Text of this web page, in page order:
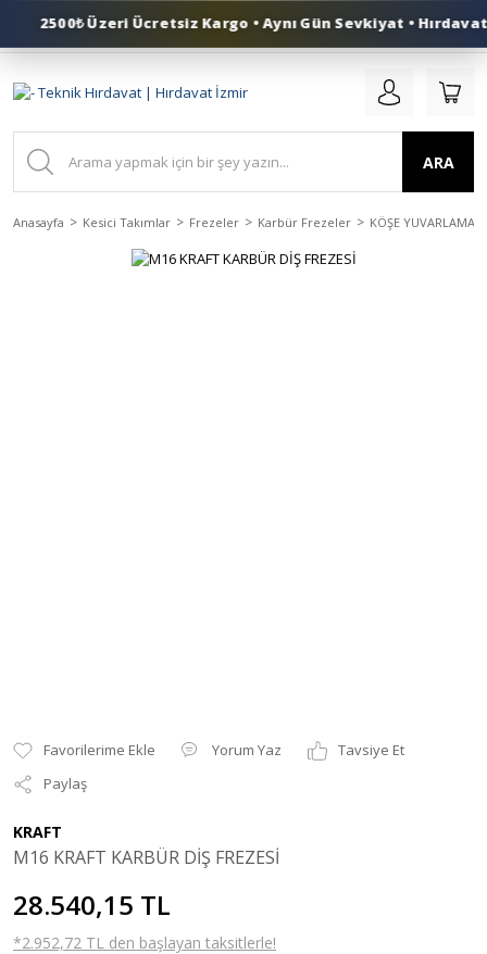
0 (553) 324 41 50
ARA
Anasayfa Kesici Takımlar Frezeler Karbür Frezeler KÖŞE YUVARLAMA
Yorum Yaz
Tavsiye Et
Paylaş
KRAFT
M16 KRAFT KARBÜR DİŞ FREZESİ
28.540,15 TL
*2.952,72 TL den başlayan taksitlerle!
2500₺ Üzeri Ücretsiz Kargo • Aynı Gün Sevkiyat • Hırdavat